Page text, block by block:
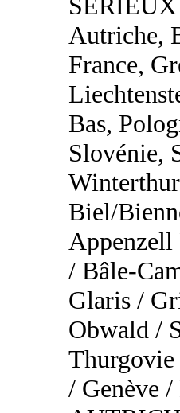
Autriche,
France,
Bas,
Slovénie,
Biel/
Appenzell
/ Bâle-
Glaris /
Obwald /
/ Genève